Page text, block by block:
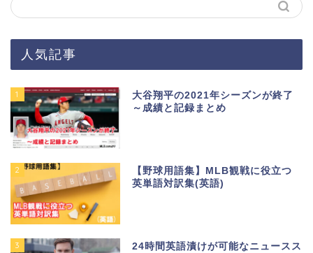
人気記事
1
大谷翔平の2021年シーズンが終了
～成績と記録まとめ
2
【野球用語集】MLB観戦に役立つ
英単語対訳集(英語)
3
24時間英語漬けが可能なニュースス